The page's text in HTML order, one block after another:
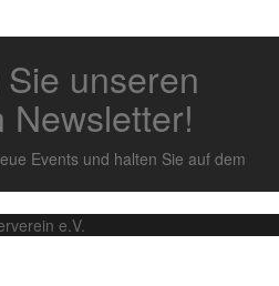
unseren
Newsletter!
Events und halten Sie auf dem
e.V.